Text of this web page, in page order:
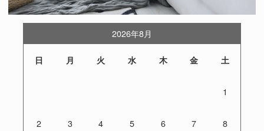
2026年8月
日 月 火 水 木 金 土
1
2 3 4 5 6 7 8